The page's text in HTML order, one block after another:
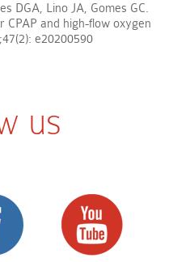
DGA, Lino JA, Gomes GC.
CPAP and high-flow oxygen
e20200590
us